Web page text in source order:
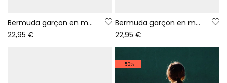
Bermuda garçon en molleton denim noir
22,95 €
Bermuda garçon en molleton denim bleach
22,95 €
-50%